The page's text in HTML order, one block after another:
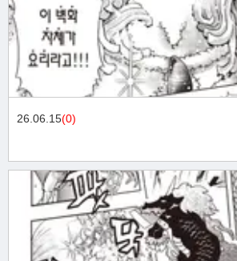
26.06.15(0)